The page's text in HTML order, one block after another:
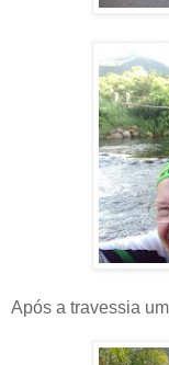
Após a travessia